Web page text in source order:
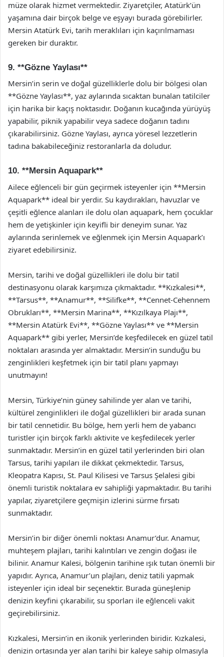
müze olarak hizmet vermektedir. Ziyaretçiler, Atatürk’ün
yaşamına dair birçok belge ve eşyayı burada görebilirler.
Mersin Atatürk Evi, tarih meraklıları için kaçırılmaması
gereken bir duraktır.
9. **Gözne Yaylası**
Mersin’in serin ve doğal güzelliklerle dolu bir bölgesi olan
**Gözne Yaylası**, yaz aylarında sıcaktan bunalan tatilciler
için harika bir kaçış noktasıdır. Doğanın kucağında yürüyüş
yapabilir, piknik yapabilir veya sadece doğanın tadını
çıkarabilirsiniz. Gözne Yaylası, ayrıca yöresel lezzetlerin
tadına bakabileceğiniz restoranlarla da doludur.
10. **Mersin Aquapark**
Ailece eğlenceli bir gün geçirmek isteyenler için **Mersin
Aquapark** ideal bir yerdir. Su kaydırakları, havuzlar ve
çeşitli eğlence alanları ile dolu olan aquapark, hem çocuklar
hem de yetişkinler için keyifli bir deneyim sunar. Yaz
aylarında serinlemek ve eğlenmek için Mersin Aquapark’ı
ziyaret edebilirsiniz.
Mersin, tarihi ve doğal güzellikleri ile dolu bir tatil
destinasyonu olarak karşımıza çıkmaktadır. **Kızkalesi**,
**Tarsus**, **Anamur**, **Silifke**, **Cennet-Cehennem
Obrukları**, **Mersin Marina**, **Kızılkaya Plajı**,
**Mersin Atatürk Evi**, **Gözne Yaylası** ve **Mersin
Aquapark** gibi yerler, Mersin’de keşfedilecek en güzel tatil
noktaları arasında yer almaktadır. Mersin’in sunduğu bu
zenginlikleri keşfetmek için bir tatil planı yapmayı
unutmayın!
Mersin, Türkiye’nin güney sahilinde yer alan ve tarihi,
kültürel zenginlikleri ile doğal güzellikleri bir arada sunan
bir tatil cennetidir. Bu bölge, hem yerli hem de yabancı
turistler için birçok farklı aktivite ve keşfedilecek yerler
sunmaktadır. Mersin’in en güzel tatil yerlerinden biri olan
Tarsus, tarihi yapıları ile dikkat çekmektedir. Tarsus,
Kleopatra Kapısı, St. Paul Kilisesi ve Tarsus Şelalesi gibi
önemli turistik noktalara ev sahipliği yapmaktadır. Bu tarihi
yapılar, ziyaretçilere geçmişin izlerini sürme fırsatı
sunmaktadır.
Mersin’in bir diğer önemli noktası Anamur’dur. Anamur,
muhteşem plajları, tarihi kalıntıları ve zengin doğası ile
bilinir. Anamur Kalesi, bölgenin tarihine ışık tutan önemli bir
yapıdır. Ayrıca, Anamur’un plajları, deniz tatili yapmak
isteyenler için ideal bir seçenektir. Burada güneşlenip
denizin keyfini çıkarabilir, su sporları ile eğlenceli vakit
geçirebilirsiniz.
Kızkalesi, Mersin’in en ikonik yerlerinden biridir. Kızkalesi,
denizin ortasında yer alan tarihi bir kaleye sahip olmasıyla